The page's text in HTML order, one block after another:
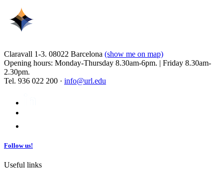
Claravall 1-3. 08022 Barcelona (show me on map)
Opening hours: Monday-Thursday 8.30am-6pm. | Friday 8.30am-
2.30pm.
Tel. 936 022 200 · info@url.edu
Follow us!
Useful links